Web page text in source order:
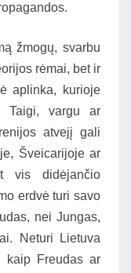
žmogų, svarbu
rėmai, bet ir
aplinka, kurioje
Taigi, vargu ar
atvejį gali
Šveicarijoje ar
vis didėjančio
erdvė turi savo
nei Jungas,
Neturi Lietuva
kaip Freudas ar